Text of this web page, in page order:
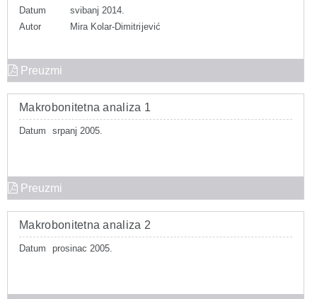
Datum
svibanj 2014.
Autor
Mira Kolar-Dimitrijević
Preuzmi
Makrobonitetna analiza 1
Datum srpanj 2005.
Preuzmi
Makrobonitetna analiza 2
Datum prosinac 2005.